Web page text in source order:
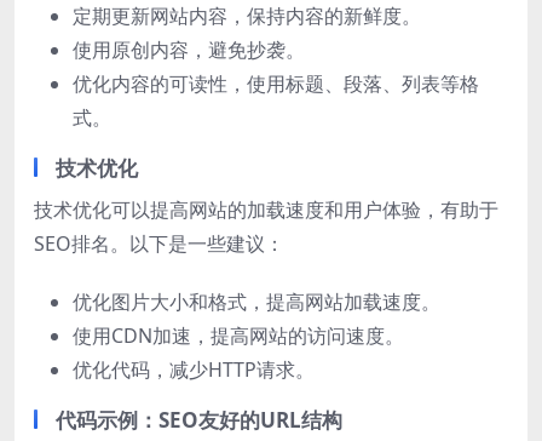
定期更新网站内容，保持内容的新鲜度。
使用原创内容，避免抄袭。
优化内容的可读性，使用标题、段落、列表等格
式。
技术优化
技术优化可以提高网站的加载速度和用户体验，有助于
SEO排名。以下是一些建议：
优化图片大小和格式，提高网站加载速度。
使用CDN加速，提高网站的访问速度。
优化代码，减少HTTP请求。
代码示例：SEO友好的URL结构